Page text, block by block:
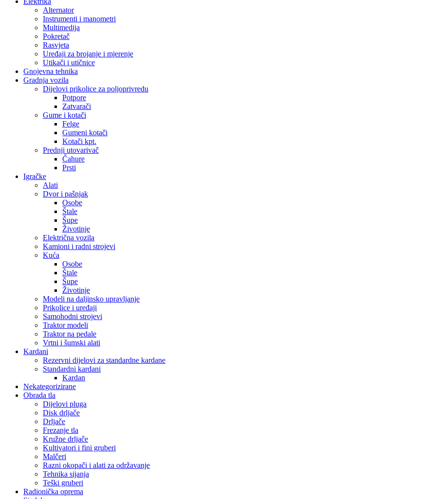
Alternator
Instrumenti i manometri
Multimedija
Pokretač
Rasvjeta
Uređaji za brojanje i mjerenje
Utikači i utičnice
Gnojevna tehnika
Gradnja vozila
Dijelovi prikolice za poljoprivredu
Potpore
Zatvarači
Gume i kotači
Felge
Gumeni kotači
Kotači kpt.
Prednji utovarivač
Čahure
Prsti
Igračke
Alati
Dvor i pašnjak
Osobe
Štale
Šupe
Životinje
Električna vozila
Kamioni i radni strojevi
Kuća
Osobe
Štale
Šupe
Životinje
Modeli na daljinsko upravljanje
Prikolice i uređaji
Samohodni strojevi
Traktor modeli
Traktor na pedale
Vrtni i šumski alati
Kardani
Rezervni dijelovi za standardne kardane
Standardni kardani
Kardan
Nekategorizirane
Obrada tla
Dijelovi pluga
Disk drljače
Drljače
Frezanje tla
Kružne drljače
Kultivatori i fini gruberi
Malčeri
Razni okopači i alati za održavanje
Tehnika sijanja
Teški gruberi
Radionička oprema